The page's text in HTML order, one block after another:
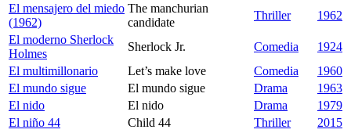
El mensajero del miedo
(1962)
The manchurian
candidate
Thriller
1962
El moderno Sherlock
Holmes
Sherlock Jr. Comedia
1924
El multimillonario
Let’s make love Comedia
1960
El mundo sigue
El mundo sigue Drama
1963
El nido
El nido Drama
1979
El niño 44
Child 44 Thriller
2015